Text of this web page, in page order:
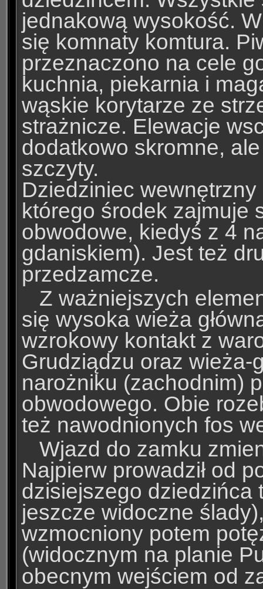
jednakową wysokość.
się komnaty komtura.
przeznaczono na cele
kuchnia, piekarnia i
wąskie korytarze ze
strażnicze. Elewacje
dodatkowo skromne,
szczyty.
Dziedziniec
którego środek zajmuje
obwodowe, kiedyś z 4
gdaniskiem). Jest też
przedzamcze.
Z ważniejszych
się wysoka wieża
wzrokowy kontakt z
Grudziądzu oraz wieża-
narożniku (zachodnim)
obwodowego. Obie
też nawodnionych fos
Wjazd do zamku
Najpierw prowadził od
dzisiejszego dziedzińca
jeszcze widoczne
wzmocniony potem
(widocznym na planie
obecnym wejściem od